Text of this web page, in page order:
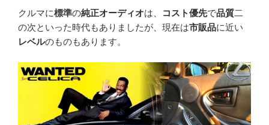
クルマに標準の純正オーディオは、 コスト優先で品質二
の次といった時代もありましたが、現在は市販品に近い
レベルのものもあります。